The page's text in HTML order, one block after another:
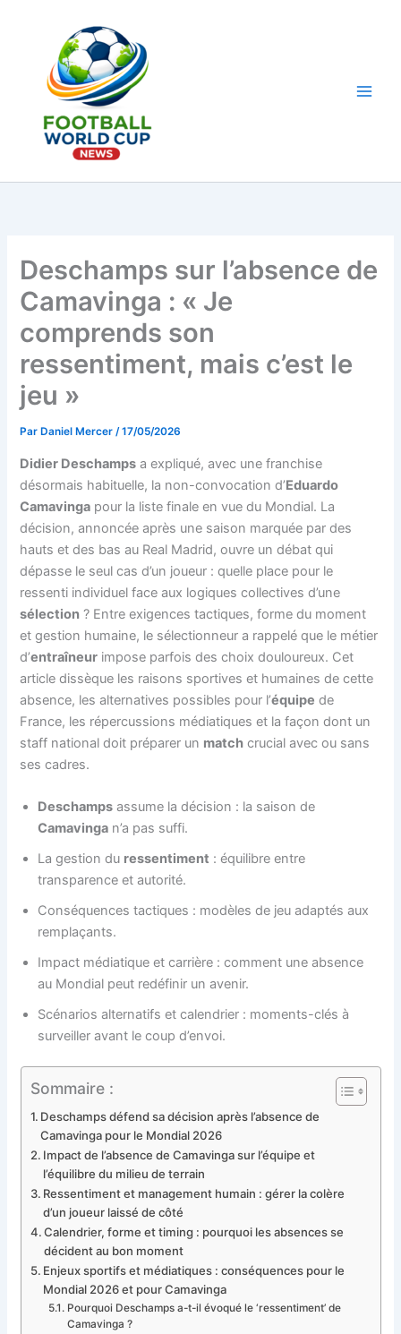
Deschamps sur l’absence de
Camavinga : « Je
comprends son
ressentiment, mais c’est le
jeu »
Par Daniel Mercer/17/05/2026
Didier Deschamps a expliqué, avec une franchise
désormais habituelle, la non-convocation d’Eduardo
Camavinga pour la liste finale en vue du Mondial. La
décision, annoncée après une saison marquée par des
hauts et des bas au Real Madrid, ouvre un débat qui
dépasse le seul cas d’un joueur : quelle place pour le
ressenti individuel face aux logiques collectives d’une
sélection ? Entre exigences tactiques, forme du moment
et gestion humaine, le sélectionneur a rappelé que le métier
d’entraîneur impose parfois des choix douloureux. Cet
article dissèque les raisons sportives et humaines de cette
absence, les alternatives possibles pour l’équipe de
France, les répercussions médiatiques et la façon dont un
staff national doit préparer un match crucial avec ou sans
ses cadres.
Deschamps assume la décision : la saison de
Camavinga n’a pas suffi.
La gestion du ressentiment : équilibre entre
transparence et autorité.
Conséquences tactiques : modèles de jeu adaptés aux
remplaçants.
Impact médiatique et carrière : comment une absence
au Mondial peut redéfinir un avenir.
Scénarios alternatifs et calendrier : moments-clés à
surveiller avant le coup d’envoi.
Sommaire :
Deschamps défend sa décision après l’absence de
Camavinga pour le Mondial 2026
Impact de l’absence de Camavinga sur l’équipe et
l’équilibre du milieu de terrain
Ressentiment et management humain : gérer la colère
d’un joueur laissé de côté
Calendrier, forme et timing : pourquoi les absences se
décident au bon moment
Enjeux sportifs et médiatiques : conséquences pour le
Mondial 2026 et pour Camavinga
Pourquoi Deschamps a-t-il évoqué le ‘ressentiment’ de
Camavinga ?